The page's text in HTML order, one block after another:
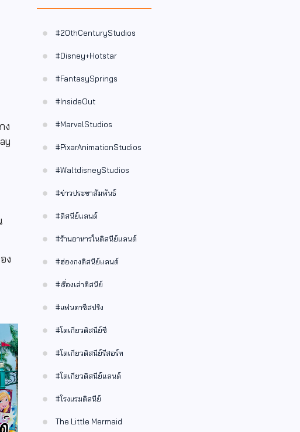
ง
ง
#20thCenturyStudios
#Disney+Hotstar
#FantasySprings
#InsideOut
#MarvelStudios
#PixarAnimationStudios
#WaltdisneyStudios
#ข่าวประชาสัมพันธ์
#ดิสนีย์แลนด์
#ร้านอาหารในดิสนีย์แลนด์
#ฮ่องกงดิสนีย์แลนด์
#เรื่องเล่าดิสนีย์
#แฟนตาซีสปริง
#โตเกียวดิสนีย์ซี
#โตเกียวดิสนีย์รีสอร์ท
#โตเกียวดิสนีย์แลนด์
#โรงแรมดิสนีย์
The Little Mermaid